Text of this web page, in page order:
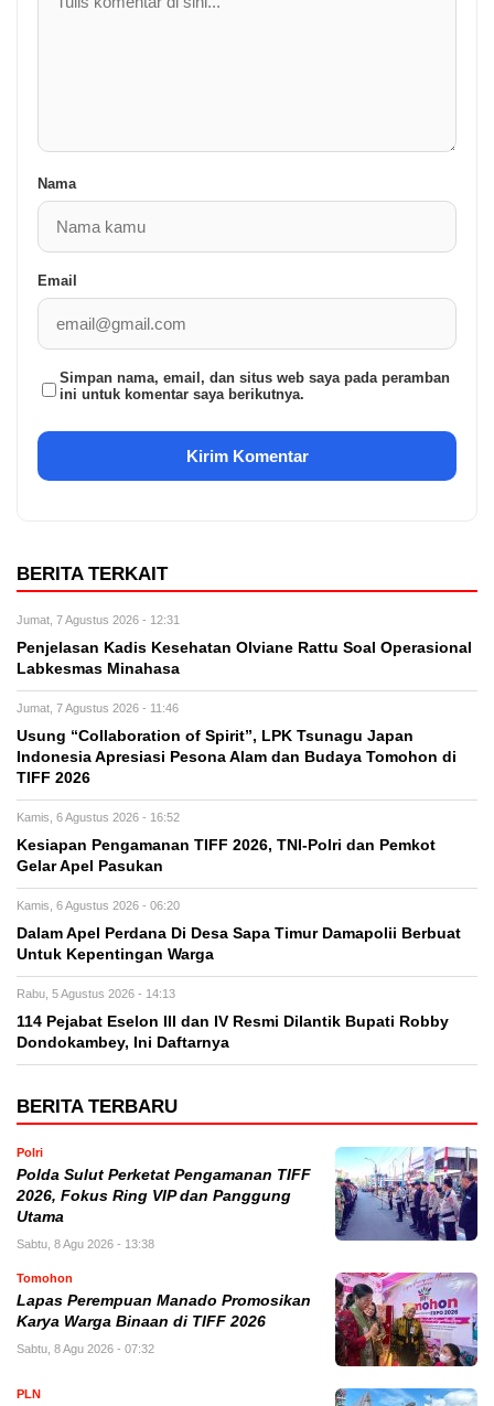
Nama
Email
Simpan nama, email, dan situs web saya pada peramban
ini untuk komentar saya berikutnya.
BERITA TERKAIT
Jumat, 7 Agustus 2026 - 12:31
Penjelasan Kadis Kesehatan Olviane Rattu Soal Operasional
Labkesmas Minahasa
Jumat, 7 Agustus 2026 - 11:46
Usung “Collaboration of Spirit”, LPK Tsunagu Japan
Indonesia Apresiasi Pesona Alam dan Budaya Tomohon di
TIFF 2026
Kamis, 6 Agustus 2026 - 16:52
Kesiapan Pengamanan TIFF 2026, TNI-Polri dan Pemkot
Gelar Apel Pasukan
Kamis, 6 Agustus 2026 - 06:20
Dalam Apel Perdana Di Desa Sapa Timur Damapolii Berbuat
Untuk Kepentingan Warga
Rabu, 5 Agustus 2026 - 14:13
114 Pejabat Eselon lll dan lV Resmi Dilantik Bupati Robby
Dondokambey, Ini Daftarnya
BERITA TERBARU
Polri
Polda Sulut Perketat Pengamanan TIFF
2026, Fokus Ring VIP dan Panggung
Utama
Sabtu, 8 Agu 2026 - 13:38
Tomohon
Lapas Perempuan Manado Promosikan
Karya Warga Binaan di TIFF 2026
Sabtu, 8 Agu 2026 - 07:32
PLN